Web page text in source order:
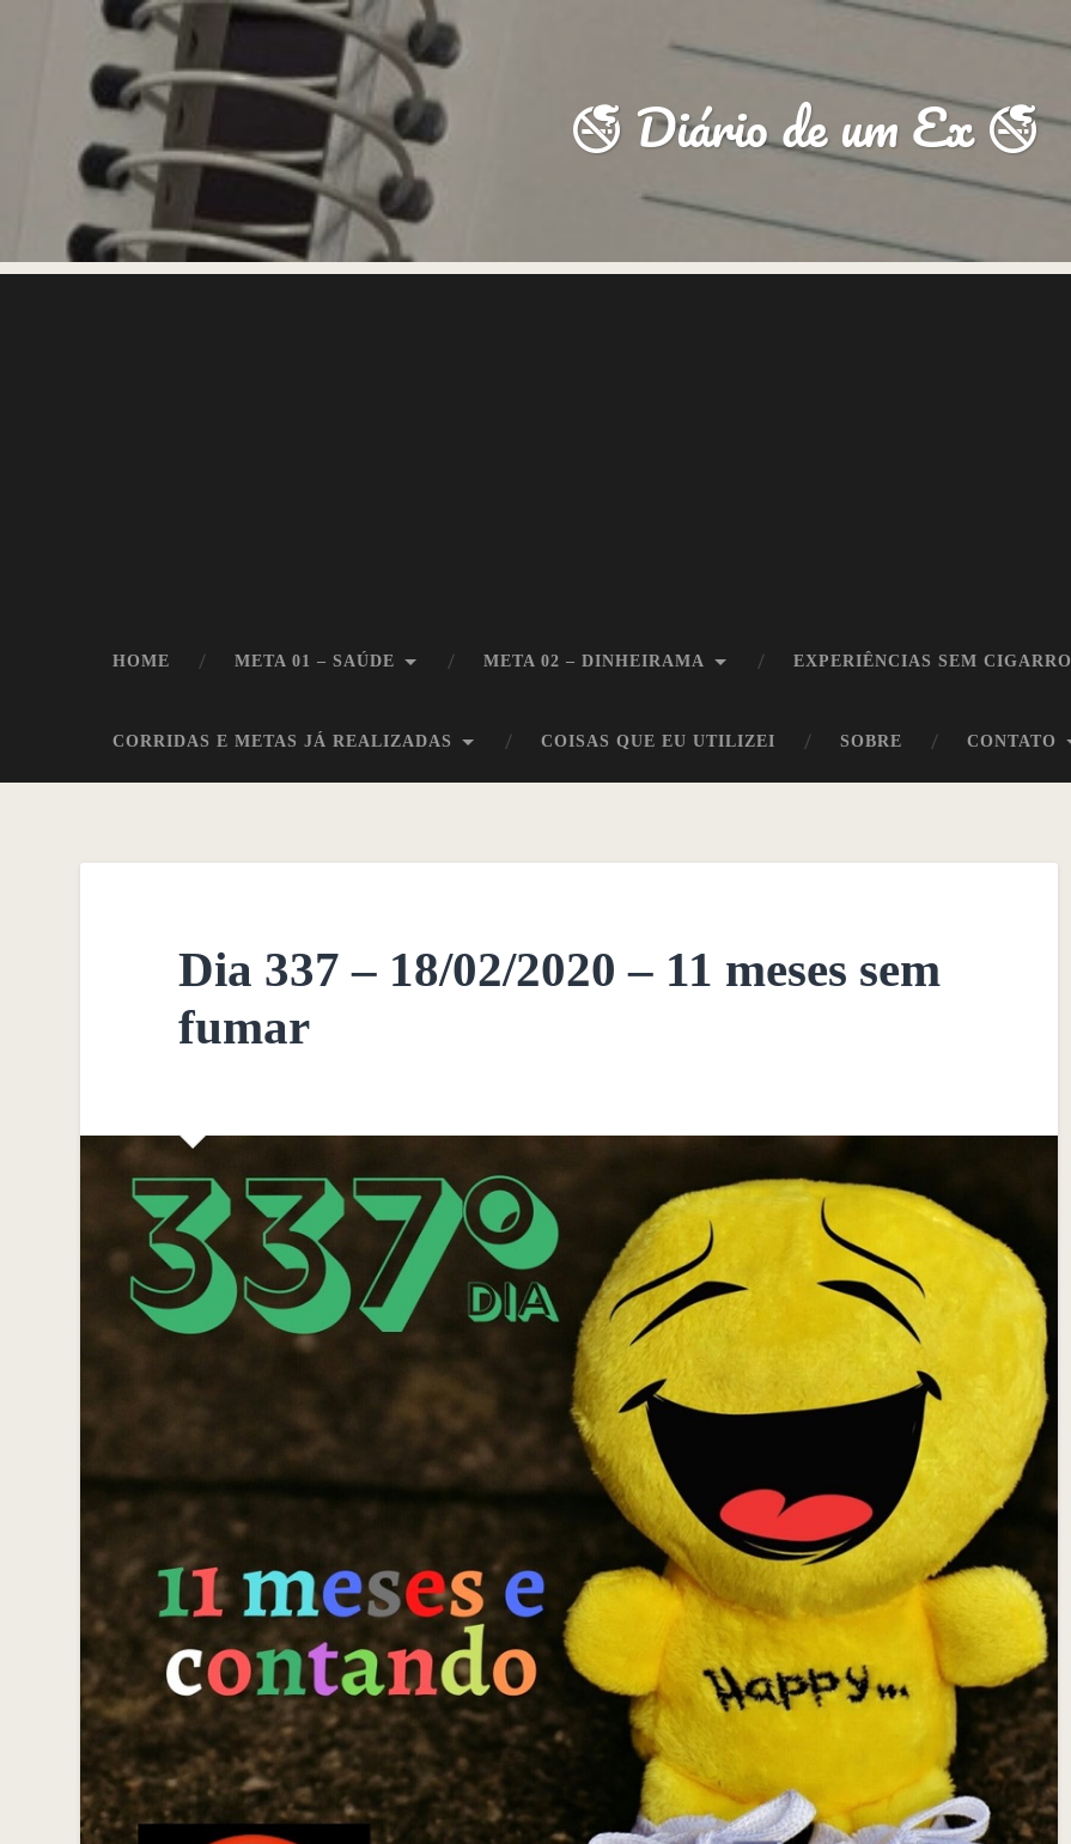
🚭 Diário de um Ex 🚭
HOME META 01 – SAÚDE META 02 – DINHEIRAMA EXPERIÊNCIAS SEM CIGARRO
CORRIDAS E METAS JÁ REALIZADAS COISAS QUE EU UTILIZEI SOBRE CONTATO
Dia 337 – 18/02/2020 – 11 meses sem
fumar